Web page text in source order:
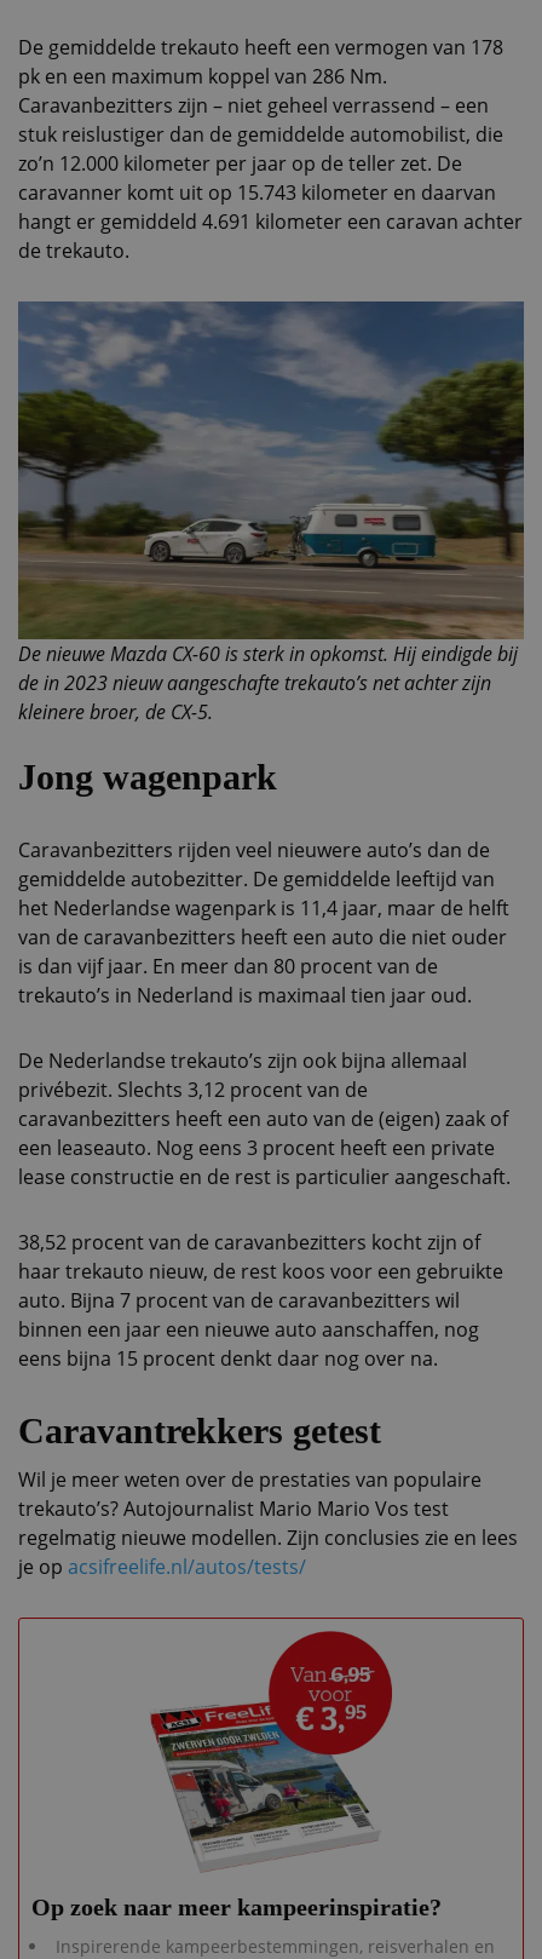
De gemiddelde trekauto heeft een vermogen van 178
pk en een maximum koppel van 286 Nm.
Caravanbezitters zijn – niet geheel verrassend – een
stuk reislustiger dan de gemiddelde automobilist, die
zo’n 12.000 kilometer per jaar op de teller zet. De
caravanner komt uit op 15.743 kilometer en daarvan
hangt er gemiddeld 4.691 kilometer een caravan achter
de trekauto.
De nieuwe Mazda CX-60 is sterk in opkomst. Hij eindigdebij
de in 2023 nieuw aangeschafte trekauto’snet achter zijn
kleinere broer, de CX-5.
Jong wagenpark
Caravanbezitters rijden veel nieuwere auto’s dan de
gemiddelde autobezitter. De gemiddelde leeftijd van
het Nederlandse wagenpark is 11,4 jaar, maar de helft
van de caravanbezitters heeft een auto die niet ouder
is dan vijf jaar. En meer dan 80 procent van de
trekauto’s in Nederland is maximaal tien jaar oud.
De Nederlandse trekauto’s zijn ook bijna allemaal
privébezit. Slechts 3,12 procent van de
caravanbezitters heeft een auto van de (eigen) zaak of
een leaseauto. Nog eens 3 procent heeft een private
lease constructie en de rest is particulier aangeschaft.
38,52 procent van de caravanbezitters kocht zijn of
haar trekauto nieuw, de rest koos voor een gebruikte
auto. Bijna 7 procent van de caravanbezitters wil
binnen een jaar een nieuwe auto aanschaffen, nog
eens bijna 15 procent denkt daar nog over na.
Caravantrekkers getest
Wil je meer weten over de prestaties van populaire
trekauto’s? Autojournalist Mario Mario Vos test
regelmatig nieuwe modellen. Zijn conclusies zie en lees
je op acsifreelife.nl/autos/tests/
Op zoek naar meer kampeerinspiratie?
Inspirerende kampeerbestemmingen, reisverhalen en